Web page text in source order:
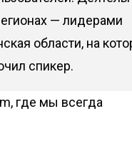
— лидерами
области, на
спикер.
где мы всегда